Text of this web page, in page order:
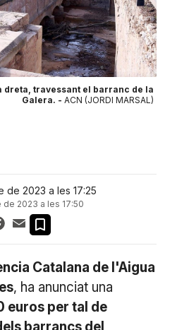
dreta, travessant el barranc de la
Galera. - ACN (JORDI MARSAL)
de 2023 a les 17:25
2023 a les 17:50
Facebook
Email
Catalana de l'Aigua
, ha anunciat una
euros per tal de